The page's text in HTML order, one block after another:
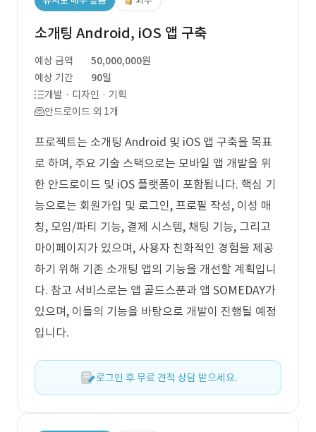
소개팅 Android, iOS 앱 구축
예상 금액
50,000,000원
예상 기간
90일
개발 · 디자인 · 기획
안드로이드 외 1개
프로젝트는 소개팅 Android 및 iOS 앱 구축을 목표
로 하며, 주요 기술 스택으로는 모바일 앱 개발을 위
한 안드로이드 및 iOS 플랫폼이 포함됩니다. 핵심 기
능으로는 회원가입 및 로그인, 프로필 작성, 이성 매
칭, 모임/파티 기능, 결제 시스템, 채팅 기능, 그리고
마이페이지가 있으며, 사용자 친화적인 경험을 제공
하기 위해 기존 소개팅 앱의 기능을 개선할 계획입니
다. 참고 서비스로는 앱 골드스푼과 앱 SOMEDAY가
있으며, 이들의 기능을 바탕으로 개발이 진행될 예정
입니다.
로그인 후 무료 견적 상담 받으세요.